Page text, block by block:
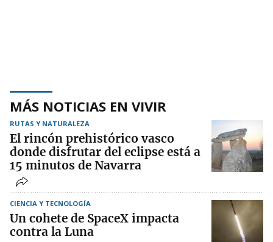
MÁS NOTICIAS EN VIVIR
RUTAS Y NATURALEZA
El rincón prehistórico vasco
donde disfrutar del eclipse está a
15 minutos de Navarra
CIENCIA Y TECNOLOGÍA
Un cohete de SpaceX impacta
contra la Luna